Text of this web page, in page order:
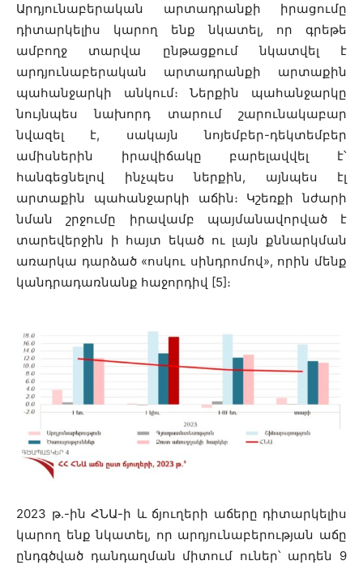
Արդյունաբերական արտադրանքի իրացումը
դիտարկելիս կարող ենք նկատել, որ գրեթե
ամբողջ տարվա ընթացքում նկատվել է
արդյունաբերական արտադրանքի արտաքին
պահանջարկի անկում։ Ներքին պահանջարկը
նույնպես նախորդ տարում շարունակաբար
նվազել է, սակայն նոյեմբեր-դեկտեմբեր
ամիսներին իրավիճակը բարելավվել է՝
հանգեցնելով ինչպես ներքին, այնպես էլ
արտաքին պահանջարկի աճին։ Կշեռքի նժարի
նման շրջումը իրավամբ պայմանավորված է
տարեվերջին ի հայտ եկած ու լայն քննարկման
առարկա դարձած «ոսկու սինդրոմով», որին մենք
կանդրադառնանք հաջորդիվ [5]։
2023 թ․-ին ՀՆԱ-ի և ճյուղերի աճերը դիտարկելիս
կարող ենք նկատել, որ արդյունաբերության աճը
ընդգծված դանդաղման միտում ուներ՝ արդեն 9